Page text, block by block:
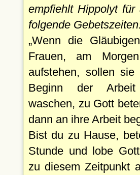
empfiehlt Hippolyt für
folgende
Wenn die
Frauen, am
aufstehen, sollen
Beginn der
waschen, zu Gott
dann an ihre Arbeit
Bist du zu Hause,
Stunde und lobe
zu diesem Zeitpunkt